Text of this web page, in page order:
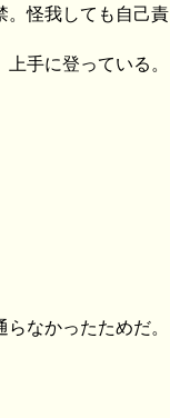
。怪我しても自己責
手に登っている。
なかったためだ。